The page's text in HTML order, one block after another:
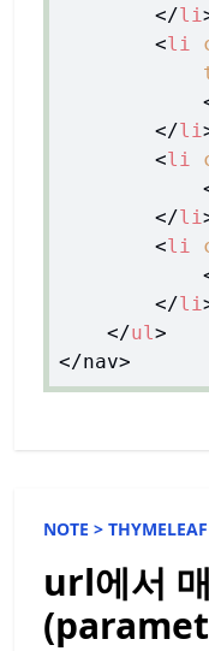
</li
<li
</li
<li
</li
<li
</li
</ul>
NOTE > THYMELEAF
url에서